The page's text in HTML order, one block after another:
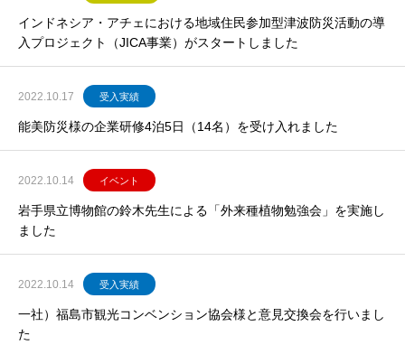
インドネシア・アチェにおける地域住民参加型津波防災活動の導
入プロジェクト（JICA事業）がスタートしました
2022.10.17 受入実績
能美防災様の企業研修4泊5日（14名）を受け入れました
2022.10.14 イベント
岩手県立博物館の鈴木先生による「外来種植物勉強会」を実施し
ました
2022.10.14 受入実績
一社）福島市観光コンベンション協会様と意見交換会を行いまし
た